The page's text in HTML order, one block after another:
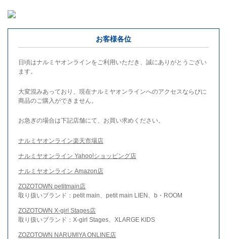
お客様各位
日頃はナルミヤオンラインをご利用いただき、誠にありがとうござい
ます。
大変混みあっており、現在ナルミヤオンラインへのアクセスならびに
商品のご購入ができません。
お急ぎの場合は下記店舗にて、お買い求めください。
ナルミヤオンライン楽天市場店
ナルミヤオンライン Yahoo!ショッピング店
ナルミヤオンライン Amazon店
ZOZOTOWN petitmain店
取り扱いブランド：petit main、petit main LIEN、b・ROOM
ZOZOTOWN X-girl Stages店
取り扱いブランド：X-girl Stages、XLARGE KIDS
ZOZOTOWN NARUMIYA ONLINE店